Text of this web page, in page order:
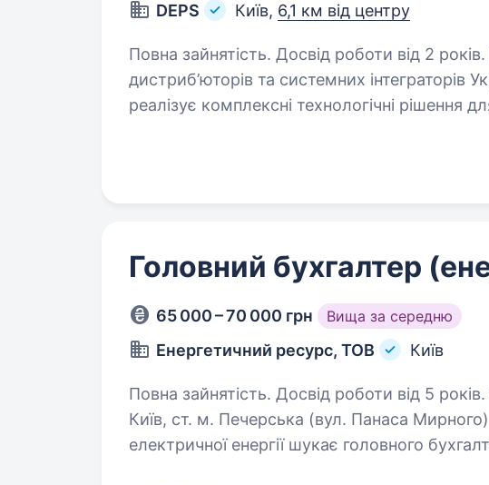
DEPS Київ, 6,1 км від центру
Повна зайнятість. Досвід роботи від 2 років. DEPS — один із провідних
дистриб’юторів та системних інтеграторів
реалізує комплексні технологічні рішення
Головний бухгалтер
65 000 – 70 000 грн Вища за середню
Енергетичний ресурс, ТОВ Київ
Повна зайнятість. Досвід роботи від 5 років. Вакансія: Головний бухгалтер
Київ, ст. м. Печерська (вул. Панаса Мирного) Компанія у сфері постачання
електричної енергії шукає головного